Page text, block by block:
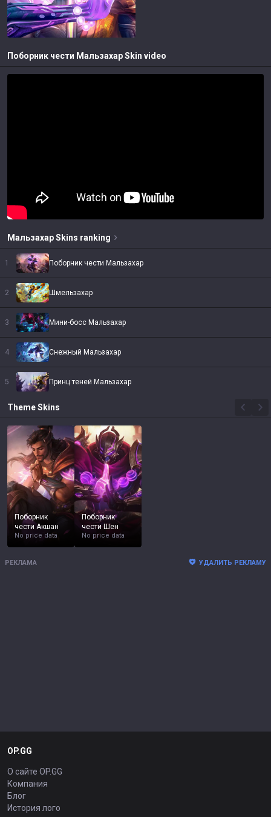
Поборник чести МальзахарSkin video
МальзахарSkins ranking
1 Поборник чести Мальзахар
2 Шмельзахар
3 Мини-босс Мальзахар
4 Снежный Мальзахар
5 Принц теней Мальзахар
ThemeSkins
Поборник
чести Акшан
No price data
Поборник
чести Шен
No price data
РЕКЛАМА УДАЛИТЬ РЕКЛАМУ
OP.GG
О сайте OP.GG
Компания
Блог
История лого